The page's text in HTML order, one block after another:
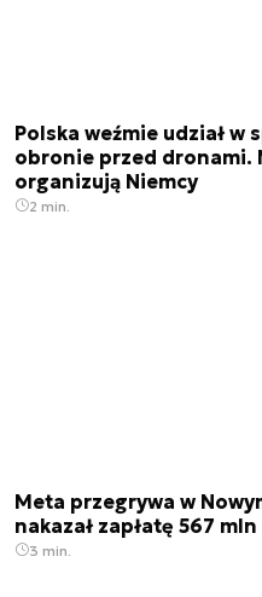
Polska weźmie udział w
obronie przed dronami.
organizują Niemcy
2 min.
Meta przegrywa w
nakazał zapłatę 567
3 min.